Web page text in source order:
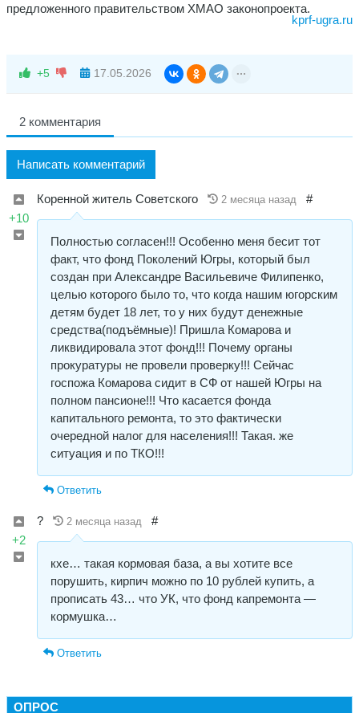
предложенного правительством ХМАО законопроекта.
kprf-ugra.ru
+5 17.05.2026
2 комментария
Написать комментарий
+10
Коренной житель Советского 2 месяца назад #
Полностью согласен!!! Особенно меня бесит тот
факт, что фонд Поколений Югры, который был
создан при Александре Васильевиче Филипенко,
целью которого было то, что когда нашим югорским
детям будет 18 лет, то у них будут денежные
средства(подъёмные)! Пришла Комарова и
ликвидировала этот фонд!!! Почему органы
прокуратуры не провели проверку!!! Сейчас
госпожа Комарова сидит в СФ от нашей Югры на
полном пансионе!!! Что касается фонда
капитального ремонта, то это фактически
очередной налог для населения!!! Такая. же
ситуация и по ТКО!!!
Ответить
+2
? 2 месяца назад #
кхе… такая кормовая база, а вы хотите все
порушить, кирпич можно по 10 рублей купить, а
прописать 43… что УК, что фонд капремонта —
кормушка…
Ответить
ОПРОС